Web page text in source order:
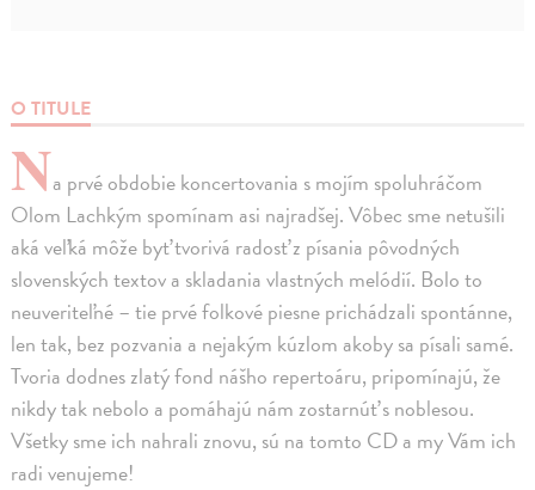
O TITULE
Na prvé obdobie koncertovania s mojím spoluhráčom
Olom Lachkým spomínam asi najradšej. Vôbec sme netušili
aká veľká môže byť tvorivá radosť z písania pôvodných
slovenských textov a skladania vlastných melódií. Bolo to
neuveriteľné – tie prvé folkové piesne prichádzali spontánne,
len tak, bez pozvania a nejakým kúzlom akoby sa písali samé.
Tvoria dodnes zlatý fond nášho repertoáru, pripomínajú, že
nikdy tak nebolo a pomáhajú nám zostarnúť s noblesou.
Všetky sme ich nahrali znovu, sú na tomto CD a my Vám ich
radi venujeme!